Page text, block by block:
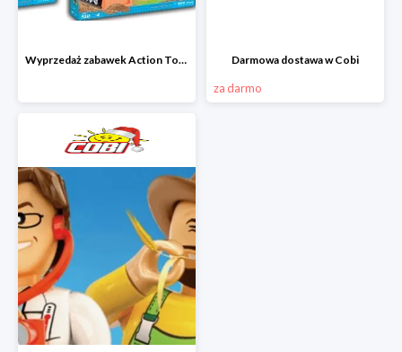
Wyprzedaż zabawek Action Town w Cobi Darmowa dostawa w Cobi
za darmo